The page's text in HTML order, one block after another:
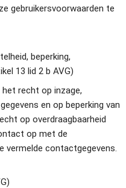
gebruikersvoorwaarden te
beperking,
13 lid 2 b AVG)
recht op inzage,
en op beperking van
op overdraagbaarheid
op met de
vermelde contactgegevens.